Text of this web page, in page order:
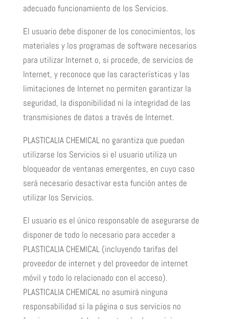
adecuado funcionamiento de los Servicios.
El usuario debe disponer de los conocimientos, los
materiales y los programas de software necesarios
para utilizar Internet o, si procede, de servicios de
Internet, y reconoce que las características y las
limitaciones de Internet no permiten garantizar la
seguridad, la disponibilidad ni la integridad de las
transmisiones de datos a través de Internet.
PLASTICALIA CHEMICAL no garantiza que puedan
utilizarse los Servicios si el usuario utiliza un
bloqueador de ventanas emergentes, en cuyo caso
será necesario desactivar esta función antes de
utilizar los Servicios.
El usuario es el único responsable de asegurarse de
disponer de todo lo necesario para acceder a
PLASTICALIA CHEMICAL (incluyendo tarifas del
proveedor de internet y del proveedor de internet
móvil y todo lo relacionado con el acceso).
PLASTICALIA CHEMICAL no asumirá ninguna
responsabilidad si la página o sus servicios no